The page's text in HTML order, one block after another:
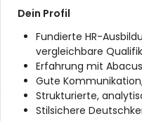
Dein Profil
Fundierte HR-
vergleichbare
Erfahrung mit
Gute
Strukturierte,
Stilsichere